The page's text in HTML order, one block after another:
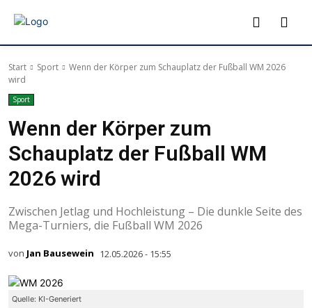
Start Sport
Wenn der Körper zum Schauplatz der Fußball WM 2026
wird
Sport
Wenn der Körper zum
Schauplatz der Fußball WM
2026 wird
Zwischen Jetlag und Hochleistung – Die dunkle Seite des
Mega-Turniers, die Fußball WM 2026
von Jan Bausewein 12.05.2026 - 15:55
Quelle: KI-Generiert